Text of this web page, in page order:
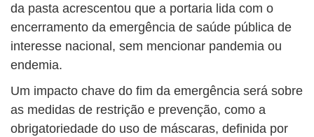
da pasta acrescentou que a portaria lida com o
encerramento da emergência de saúde pública de
interesse nacional, sem mencionar pandemia ou
endemia.
Um impacto chave do fim da emergência será sobre
as medidas de restrição e prevenção, como a
obrigatoriedade do uso de máscaras, definida por